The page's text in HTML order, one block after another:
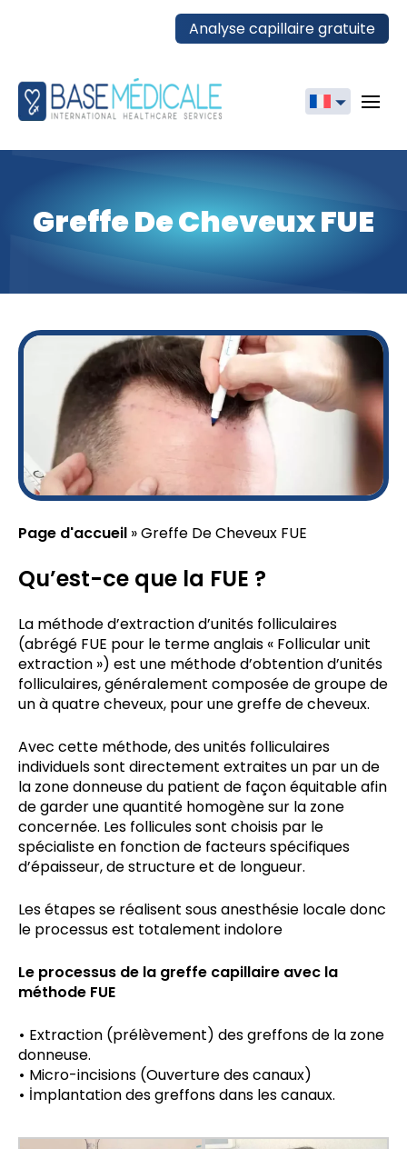
Analyse capillaire gratuite
Greffe De Cheveux FUE
Page d'accueil »Greffe De Cheveux FUE
Qu’est-ce que la FUE ?
La méthode d’extraction d’unités folliculaires
(abrégé FUE pour le terme anglais « Follicular unit
extraction ») est une méthode d’obtention d’unités
folliculaires, généralement composée de groupe de
un à quatre cheveux, pour une greffe de cheveux.
Avec cette méthode, des unités folliculaires
individuels sont directement extraites un par un de
la zone donneuse du patient de façon équitable afin
de garder une quantité homogène sur la zone
concernée. Les follicules sont choisis par le
spécialiste en fonction de facteurs spécifiques
d’épaisseur, de structure et de longueur.
Les étapes se réalisent sous anesthésie locale donc
le processus est totalement indolore
Le processus de la greffe capillaire avec la
méthode FUE
• Extraction (prélèvement) des greffons de la zone
donneuse.
• Micro-incisions (Ouverture des canaux)
• İmplantation des greffons dans les canaux.